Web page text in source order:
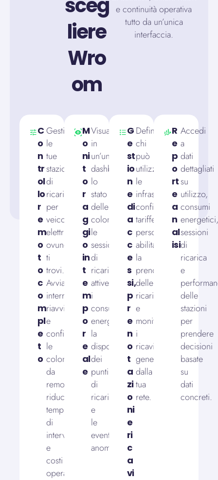
liere
Wro
om
e continuità operativa
tutto da un’unica
interfaccia.
C
o
n
tr
ol
lo
r
e
m
o
t
o
c
o
m
pl
e
t
o
Gestisci
le
tue
stazioni
di
ricarica
per
veicoli
elettrici
ovunque
ti
trovi.
Avvia,
interrompi,
riavvia
e
configura
le
colonnine
da
remoto,
riducendo
tempi
di
intervento
e
costi
operativi.
M
o
ni
t
o
r
a
g
gi
o
in
t
e
m
p
o
r
e
al
e
Visualizza
in
un’unica
dashboard
lo
stato
delle
colonnine,
le
sessioni
di
ricarica
attive,
i
consumi
energetici,
la
disponibilità
dei
punti
di
ricarica
e
le
eventuali
anomalie.
G
e
st
io
n
e
di
a
c
c
e
s
si,
p
r
e
n
o
t
a
zi
o
ni
e
ri
c
a
vi
Definisci
chi
può
utilizzare
le
infrastrutture,
configura
tariffe
personalizzate,
abilita
la
prenotazione
delle
ricariche
e
monitora
i
ricavi
generati
dalla
tua
rete.
R
e
p
o
rt
e
a
n
al
isi
Accedi
a
dati
dettagliati
su
utilizzo,
consumi
energetici,
sessioni
di
ricarica
e
delle
stazioni
per
prendere
decisioni
basate
su
dati
concreti.